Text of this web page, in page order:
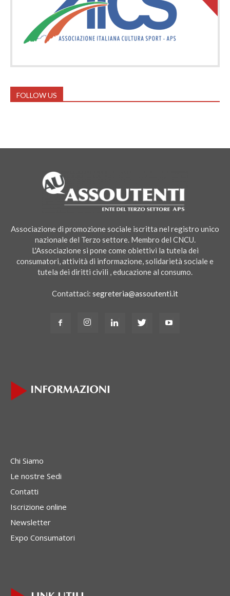
FOLLOW US
Associazione di promozione sociale iscritta nel registro unico
nazionale del Terzo settore. Membro del CNCU.
L'Associazione si pone come obiettivi la tutela dei
consumatori, attività di informazione, solidarietà sociale e
tutela dei diritti civili , educazione al consumo.
Contattaci: segreteria@assoutenti.it
Chi Siamo
Le nostre Sedi
Contatti
Iscrizione online
Newsletter
Expo Consumatori